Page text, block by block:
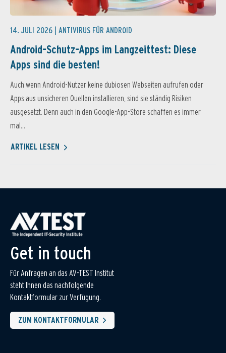
14. JULI 2026 | ANTIVIRUS FÜR ANDROID
Android-Schutz-Apps im Langzeittest: Diese
Apps sind die besten!
Auch wenn Android-Nutzer keine dubiosen Webseiten aufrufen oder
Apps aus unsicheren Quellen installieren, sind sie ständig Risiken
ausgesetzt. Denn auch in den Google-App-Store schaffen es immer
mal...
ARTIKEL LESEN
Get in touch
Für Anfragen an das AV-TEST Institut
steht Ihnen das nachfolgende
Kontaktformular zur Verfügung.
ZUM KONTAKTFORMULAR